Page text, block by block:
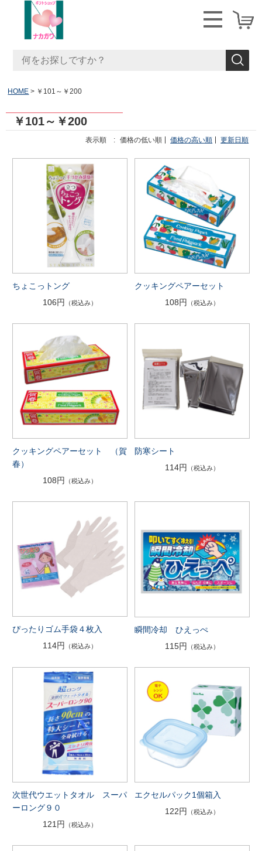
HOME ￥101～￥200
￥101～￥200
表示順 : 価格の低い順 価格の高い順 更新日順
ちょこっトング
106円
（税込み）
クッキングペアーセット
108円
（税込み）
クッキングペアーセット （賀
春）
108円
（税込み）
防寒シート
114円
（税込み）
ぴったりゴム手袋４枚入
114円
（税込み）
瞬間冷却 ひえっぺ
115円
（税込み）
次世代ウエットタオル スーパ
ーロング９０
121円
（税込み）
エクセルパック1個箱入
122円
（税込み）